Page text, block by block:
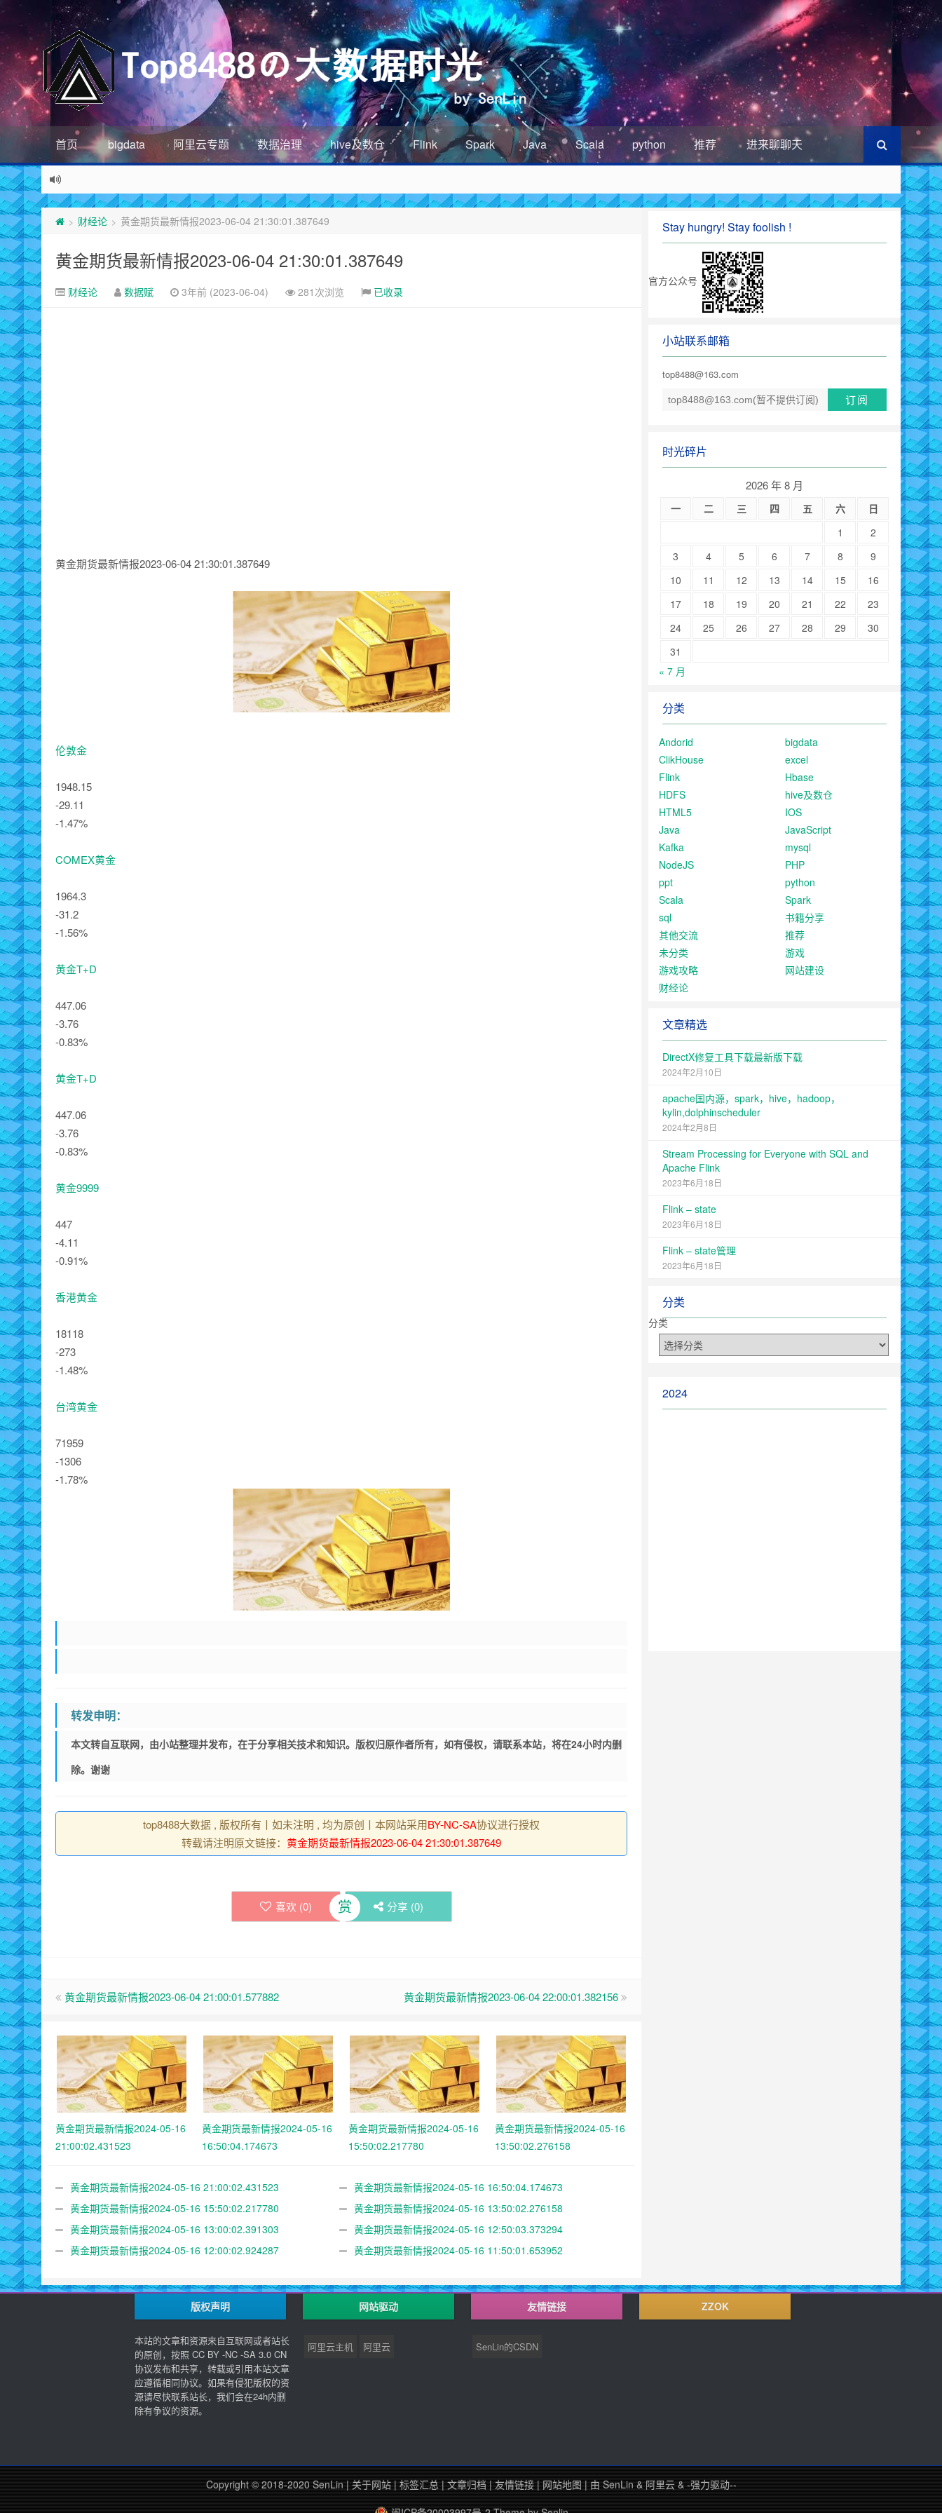
首页 bigdata 阿里云专题 数据治理 hive及数仓 Flink Spark Java Scala python 推荐 进来聊聊天
> 财经论 > 黄金期货最新情报2023-06-04 21:30:01.387649
黄金期货最新情报2023-06-04 21:30:01.387649
财经论 数据赋 3年前 (2023-06-04) 281次浏览 已收录
黄金期货最新情报2023-06-04 21:30:01.387649
伦敦金
1948.15
-29.11
-1.47%
COMEX黄金
1964.3
-31.2
-1.56%
黄金T+D
447.06
-3.76
-0.83%
黄金T+D
447.06
-3.76
-0.83%
黄金9999
447
-4.11
-0.91%
香港黄金
18118
-273
-1.48%
台湾黄金
71959
-1306
-1.78%
转发申明：
本文转自互联网，由小站整理并发布，在于分享相关技术和知识。版权归原作者所有，如有侵权，请联系本站，将在24小时内删
除。谢谢
top8488大数据 , 版权所有丨如未注明 , 均为原创丨本网站采用BY-NC-SA协议进行授权
转载请注明原文链接： 黄金期货最新情报2023-06-04 21:30:01.387649
喜欢 (0) 赏 分享 (0)
黄金期货最新情报2023-06-04 21:00:01.577882 黄金期货最新情报2023-06-04 22:00:01.382156
黄金期货最新情报2024-05-16
21:00:02.431523
黄金期货最新情报2024-05-16
16:50:04.174673
黄金期货最新情报2024-05-16
15:50:02.217780
黄金期货最新情报2024-05-16
13:50:02.276158
黄金期货最新情报2024-05-16 21:00:02.431523
黄金期货最新情报2024-05-16 16:50:04.174673
黄金期货最新情报2024-05-16 15:50:02.217780
黄金期货最新情报2024-05-16 13:50:02.276158
黄金期货最新情报2024-05-16 13:00:02.391303
黄金期货最新情报2024-05-16 12:50:03.373294
黄金期货最新情报2024-05-16 12:00:02.924287
黄金期货最新情报2024-05-16 11:50:01.653952
Stay hungry! Stay foolish !
官方公众号
小站联系邮箱
top8488@163.com
时光碎片
2026 年 8 月
一 二 三 四 五 六
日
1
2
3
4 5 6 7 8
9
10
11 12 13 14 15
16
17
18 19 20 21 22
23
24
25 26 27 28 29
30
31
« 7 月
分类
Andorid
bigdata
ClikHouse
excel
Flink
Hbase
HDFS
hive及数仓
HTML5
IOS
Java
JavaScript
Kafka
mysql
NodeJS
PHP
ppt
python
Scala
Spark
sql
书籍分享
其他交流
推荐
未分类
游戏
游戏攻略
网站建设
财经论
文章精选
DirectX修复工具下载最新版下载
2024年2月10日
apache国内源，spark，hive，hadoop，
kylin,dolphinscheduler
2024年2月8日
Stream Processing for Everyone with SQL and
Apache Flink
2023年6月18日
Flink – state
2023年6月18日
Flink – state管理
2023年6月18日
分类
分类
2024
版权声明
本站的文章和资源来自互联网或者站长
的原创，按照 CC BY -NC -SA 3.0 CN
协议发布和共享，转载或引用本站文章
应遵循相同协议。如果有侵犯版权的资
源请尽快联系站长，我们会在24h内删
除有争议的资源。
网站驱动
阿里云主机 阿里云
友情链接
SenLin的CSDN
ZZOK
Copyright © 2018-2020 SenLin | 关于网站| 标签汇总 | 文章归档 | 友情链接| 网站地图 | 由 SenLin & 阿里云& -强力驱动--